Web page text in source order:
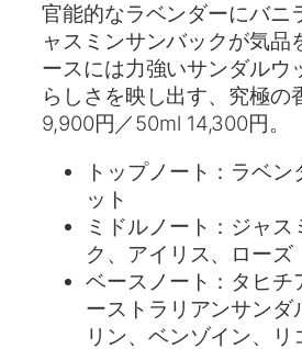
官能的なラベンダーにバニ
ャスミンサンバックが気品
ースには力強いサンダルウ
らしさを映し出す、究極の
9,900円／50ml 14,300円。
トップノート：ラベ
ット
ミドルノート：ジャス
ク、アイリス、ローズ
ベースノート：タヒチ
ーストラリアンサンダ
リン、ベンゾイン、リ